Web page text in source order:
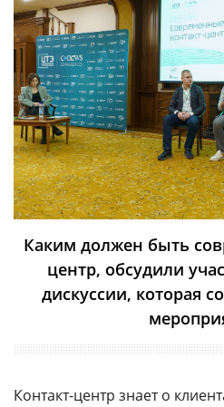
Каким должен быть
центр, обсудили
дискуссии, которая
Контакт-центр знает о